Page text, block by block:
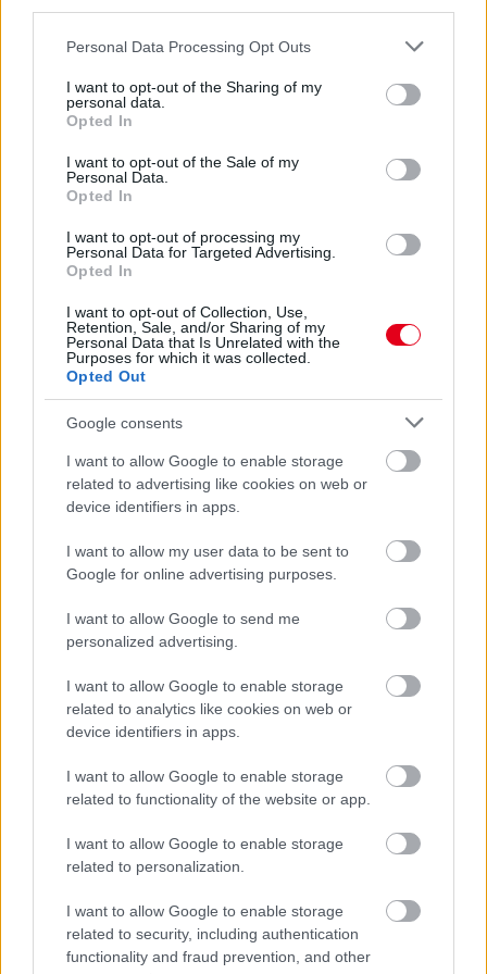
Please note that this website/app uses one or more Google
not limited to your visit or usage behaviour. You may click to
grant or deny consent to Google and its third-party tags to
use your data for below specified purposes in below Google
consent section.
Personal Data Processing Opt Outs
I want to opt-out of the Sharing of my
personal data.
Opted In
I want to opt-out of the Sale of my
Personal Data.
Opted In
I want to opt-out of processing my
Personal Data for Targeted Advertising.
Opted In
I want to opt-out of Collection, Use,
Retention, Sale, and/or Sharing of my
Personal Data that Is Unrelated with the
Purposes for which it was collected.
Opted Out
Google consents
I want to allow Google to enable storage
related to advertising like cookies on web or
device identifiers in apps.
I want to allow my user data to be sent to
Google for online advertising purposes.
I want to allow Google to send me
personalized advertising.
I want to allow Google to enable storage
related to analytics like cookies on web or
device identifiers in apps.
I want to allow Google to enable storage
related to functionality of the website or app.
I want to allow Google to enable storage
related to personalization.
I want to allow Google to enable storage
related to security, including authentication
functionality and fraud prevention, and other
Parc Fermé
Az F1-es Német Nagydíj „mindenképpen megvalósul”
„Jó látni, hogy közel az álom” – Camara az F1-es
1 napja